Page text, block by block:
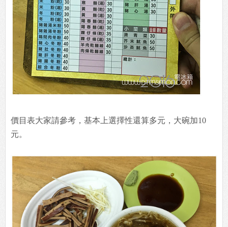
價目表大家請參考，基本上選擇性還算多元，大碗加10
元。